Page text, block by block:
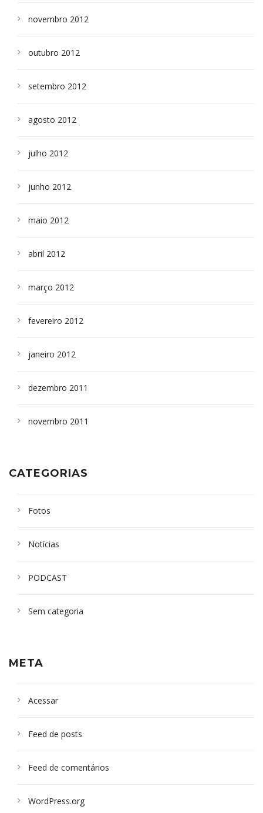
novembro 2012
outubro 2012
setembro 2012
agosto 2012
julho 2012
junho 2012
maio 2012
abril 2012
março 2012
fevereiro 2012
janeiro 2012
dezembro 2011
novembro 2011
CATEGORIAS
Fotos
Notícias
PODCAST
Sem categoria
META
Acessar
Feed de posts
Feed de comentários
WordPress.org